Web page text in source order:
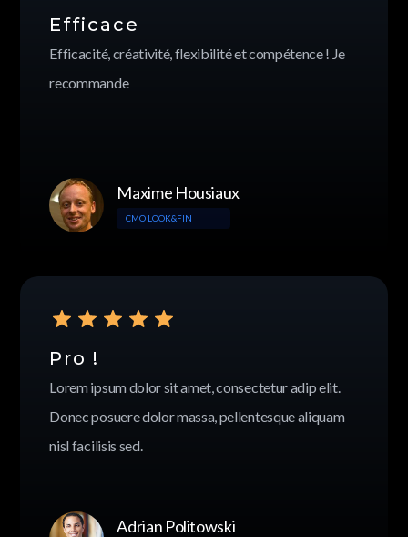
Efficace
Efficacité, créativité, flexibilité et compétence ! Je
recommande
Maxime Housiaux
CMO LOOK&FIN
Pro !
Lorem ipsum dolor sit amet, consectetur adip elit.
Donec posuere dolor massa, pellentesque aliquam
nisl facilisis sed.
Adrian Politowski